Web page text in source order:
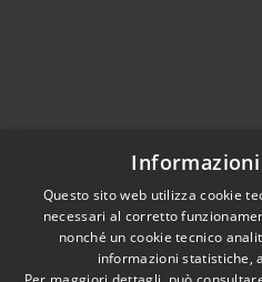
Accessibilità
Questo sito web utilizza cookie
necessari al corretto
nonché un cookie tecnico
informazioni statistiche,